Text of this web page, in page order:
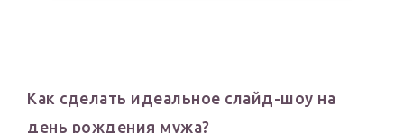
Как сделать идеальное слайд-шоу на
день рождения мужа?